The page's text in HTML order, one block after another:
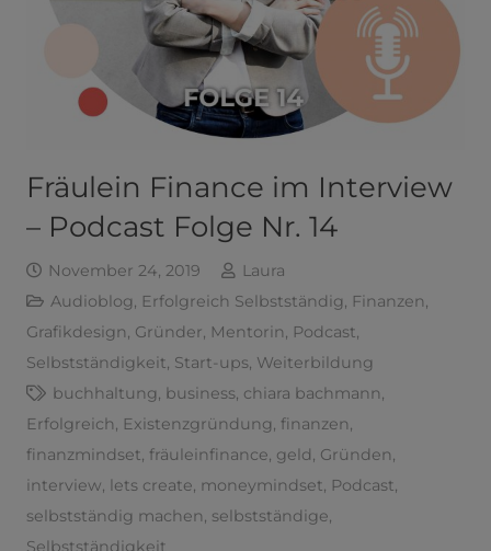
Fräulein Finance im Interview
– Podcast Folge Nr. 14
November 24, 2019
Laura
Audioblog, Erfolgreich Selbstständig, Finanzen,
Grafikdesign, Gründer, Mentorin, Podcast,
Selbstständigkeit, Start-ups, Weiterbildung
buchhaltung, business, chiara bachmann,
Erfolgreich, Existenzgründung, finanzen,
finanzmindset, fräuleinfinance, geld, Gründen,
interview, lets create, moneymindset, Podcast,
selbstständig machen, selbstständige,
Selbstständigkeit